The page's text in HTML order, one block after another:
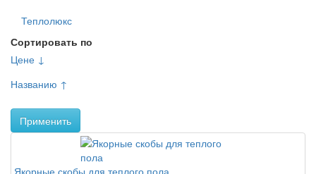
Теплолюкс
Сортировать по
Цене ↓
Названию ↑
Применить